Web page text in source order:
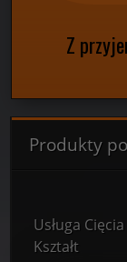
Z
Produkty
Usługa
Kształt